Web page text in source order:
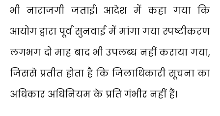
भी नाराजगी जताई। आदेश में कहा गया कि
आयोग द्वारा पूर्व सुनवाई में मांगा गया स्पष्टीकरण
लगभग दो माह बाद भी उपलब्ध नहीं कराया गया,
जिससे प्रतीत होता है कि जिलाधिकारी सूचना का
अधिकार अधिनियम के प्रति गंभीर नहीं हैं।